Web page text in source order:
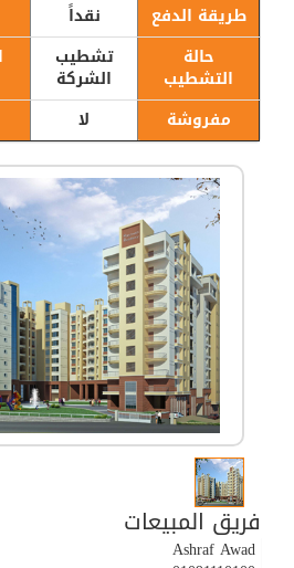
طريقة الدفع نقداً
حالة
التشطيب
تشطيب
الشركة
مفروشة لا
فريق المبيعات
Ashraf Awad